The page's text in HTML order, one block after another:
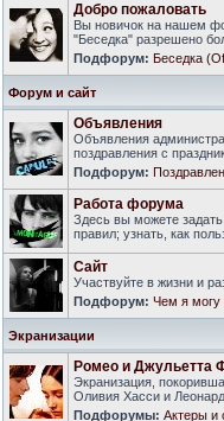
Добро пожаловать
Вы новичок на нашем
"Беседка" разрешено
Подфорум: Беседка
Форум и сайт
Объявления
Объявления
поздравления с
Подфорум:
Работа форума
Здесь вы можете
правил; узнать, как
Сайт
Участвуйте в жизни и
Подфорум: Чем я могу
Экранизации
Ромео и Джульетта
Экранизация,
Оливия Хасси и Леонард
Подфорумы: Актеры и